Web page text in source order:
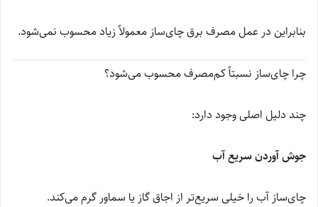
بنابراین در عمل مصرف برق چای‌ساز معمولاً زیاد محسوب نمی‌شود.
چرا چای‌ساز نسبتاً کم‌مصرف محسوب می‌شود؟
چند دلیل اصلی وجود دارد:
جوش آوردن سریع آب
چای‌ساز آب را خیلی سریع‌تر از اجاق گاز یا سماور گرم می‌کند.